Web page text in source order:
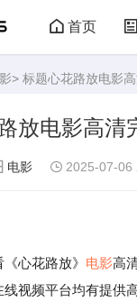
首页
> 标题心花路放电影
放电影高清
电影 2025-07-06
心花路放》 电影高
视频平台均有提供